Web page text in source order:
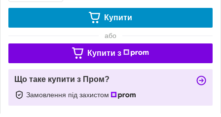
Купити
або
Купити з
Що таке купити з Пром?
Замовлення під захистом